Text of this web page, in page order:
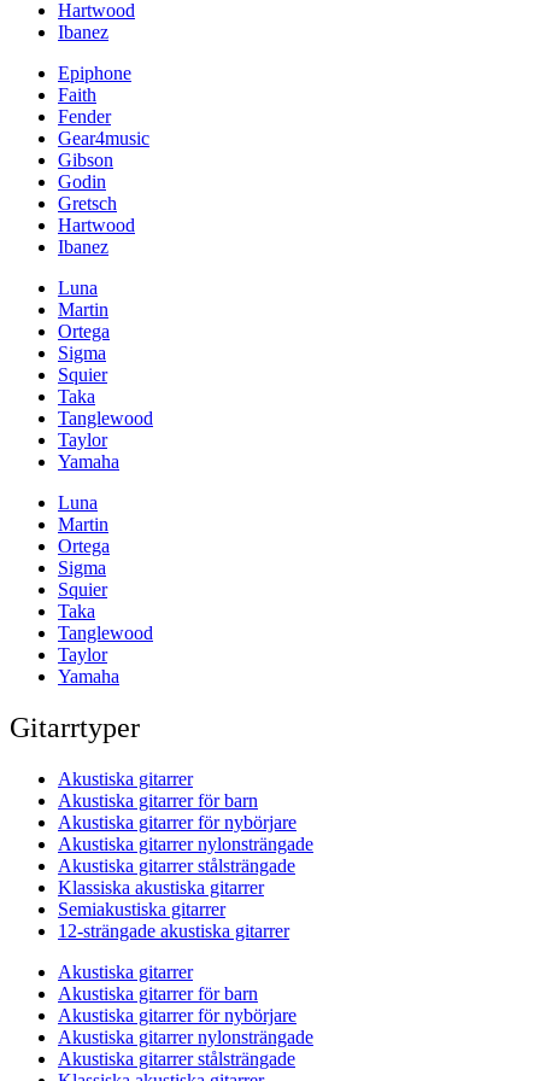
Hartwood
Ibanez
Epiphone
Faith
Fender
Gear4music
Gibson
Godin
Gretsch
Hartwood
Ibanez
Luna
Martin
Ortega
Sigma
Squier
Taka
Tanglewood
Taylor
Yamaha
Luna
Martin
Ortega
Sigma
Squier
Taka
Tanglewood
Taylor
Yamaha
Gitarrtyper
Akustiska gitarrer
Akustiska gitarrer för barn
Akustiska gitarrer för nybörjare
Akustiska gitarrer nylonsträngade
Akustiska gitarrer stålsträngade
Klassiska akustiska gitarrer
Semiakustiska gitarrer
12-strängade akustiska gitarrer
Akustiska gitarrer
Akustiska gitarrer för barn
Akustiska gitarrer för nybörjare
Akustiska gitarrer nylonsträngade
Akustiska gitarrer stålsträngade